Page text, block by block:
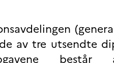
av tre utsendte